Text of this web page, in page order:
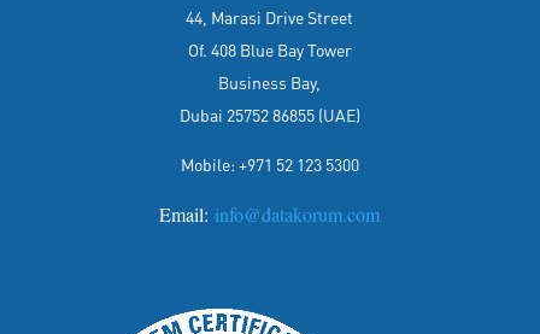
44, Marasi Drive Street
Of. 408 Blue Bay Tower
Business Bay,
Dubai 25752 86855 (UAE)
Mobile: +971 52 123 5300
Email: info@datakorum.com